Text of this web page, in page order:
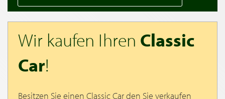
Wir kaufen Ihren Classic
Car!
Besitzen Sie einen Classic Car den Sie verkaufen